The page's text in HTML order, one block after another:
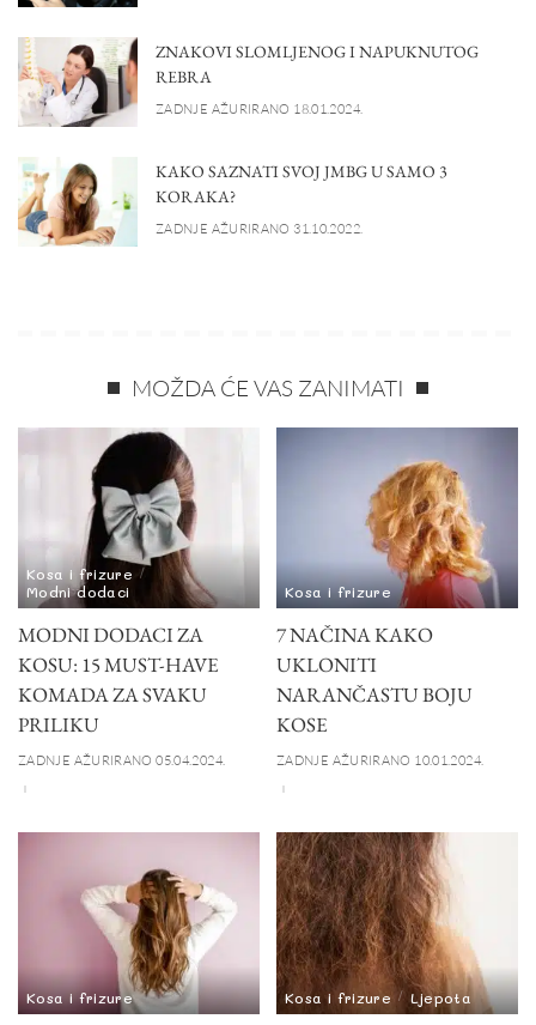
ZNAKOVI SLOMLJENOG I NAPUKNUTOG
REBRA
ZADNJE AŽURIRANO 18.01.2024.
KAKO SAZNATI SVOJ JMBG U SAMO 3
KORAKA?
ZADNJE AŽURIRANO 31.10.2022.
MOŽDA ĆE VAS ZANIMATI
Kosa i frizure
Modni dodaci
MODNI DODACI ZA
KOSU: 15 MUST-HAVE
KOMADA ZA SVAKU
PRILIKU
ZADNJE AŽURIRANO 05.04.2024.
Kosa i frizure
7 NAČINA KAKO
UKLONITI
NARANČASTU BOJU
KOSE
ZADNJE AŽURIRANO 10.01.2024.
Kosa i frizure Kosa i frizure Ljepota